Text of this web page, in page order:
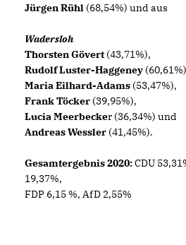
Jürgen Rühl (68,54%) und aus
Wadersloh
Thorsten Gövert (43,71%),
Rudolf Luster-Haggeney
Maria Eilhard-Adams (53,47%),
Frank Töcker (39,95%),
Lucia Meerbecker (36,34%) und
Andreas Wessler (41,45%).
Gesamtergebnis 2020:CDU
19,37%,
FDP 6,15 %, AfD 2,55%